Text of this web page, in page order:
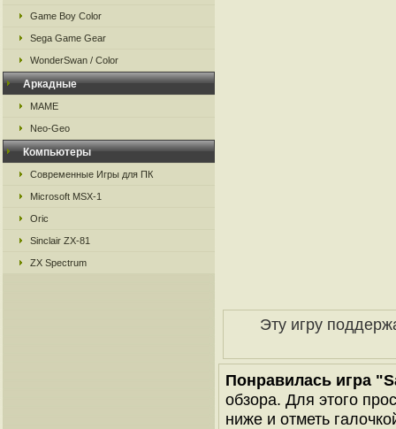
Game Boy Color
Sega Game Gear
WonderSwan / Color
Аркадные
MAME
Neo-Geo
Компьютеры
Современные Игры для ПК
Microsoft MSX-1
Oric
Sinclair ZX-81
ZX Spectrum
Эту игру
Понравилась игра
обзора. Для этого
ниже и отметь